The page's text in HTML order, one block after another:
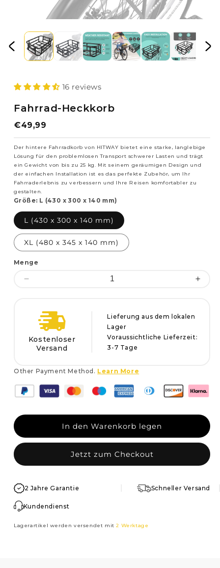
16 reviews
Fahrrad-Heckkorb
Regulärer
€49,99
Der hintere Fahrradkorb von HITWAY bietet eine starke, langlebige
Lösung für den problemlosen Transport schwerer Lasten und trägt
ein Gewicht von bis zu 25 kg. Mit seinem geräumigen Design und
der einfachen Installation ist es das perfekte Zubehör, um Ihr
Fahrraderlebnis zu verbessern und Ihre Reisen komfortabler zu
gestalten.
Größe: L (430 x 300 x 140 mm)
L (430 x 300 x 140 mm)
XL (480 x 345 x 140 mm)
Menge
Fahrrad-
Heckkorb
Kostenloser
Versand
Lieferung aus dem lokalen
Lager
Voraussichtliche Lieferzeit:
3-7 Tage
Other Payment Method. Learn More
In den Warenkorb legen
Jetzt zum Checkout
2 Jahre Garantie Schneller Versand
Kundendienst
Lagerartikel werden versendet mit2 Werktage